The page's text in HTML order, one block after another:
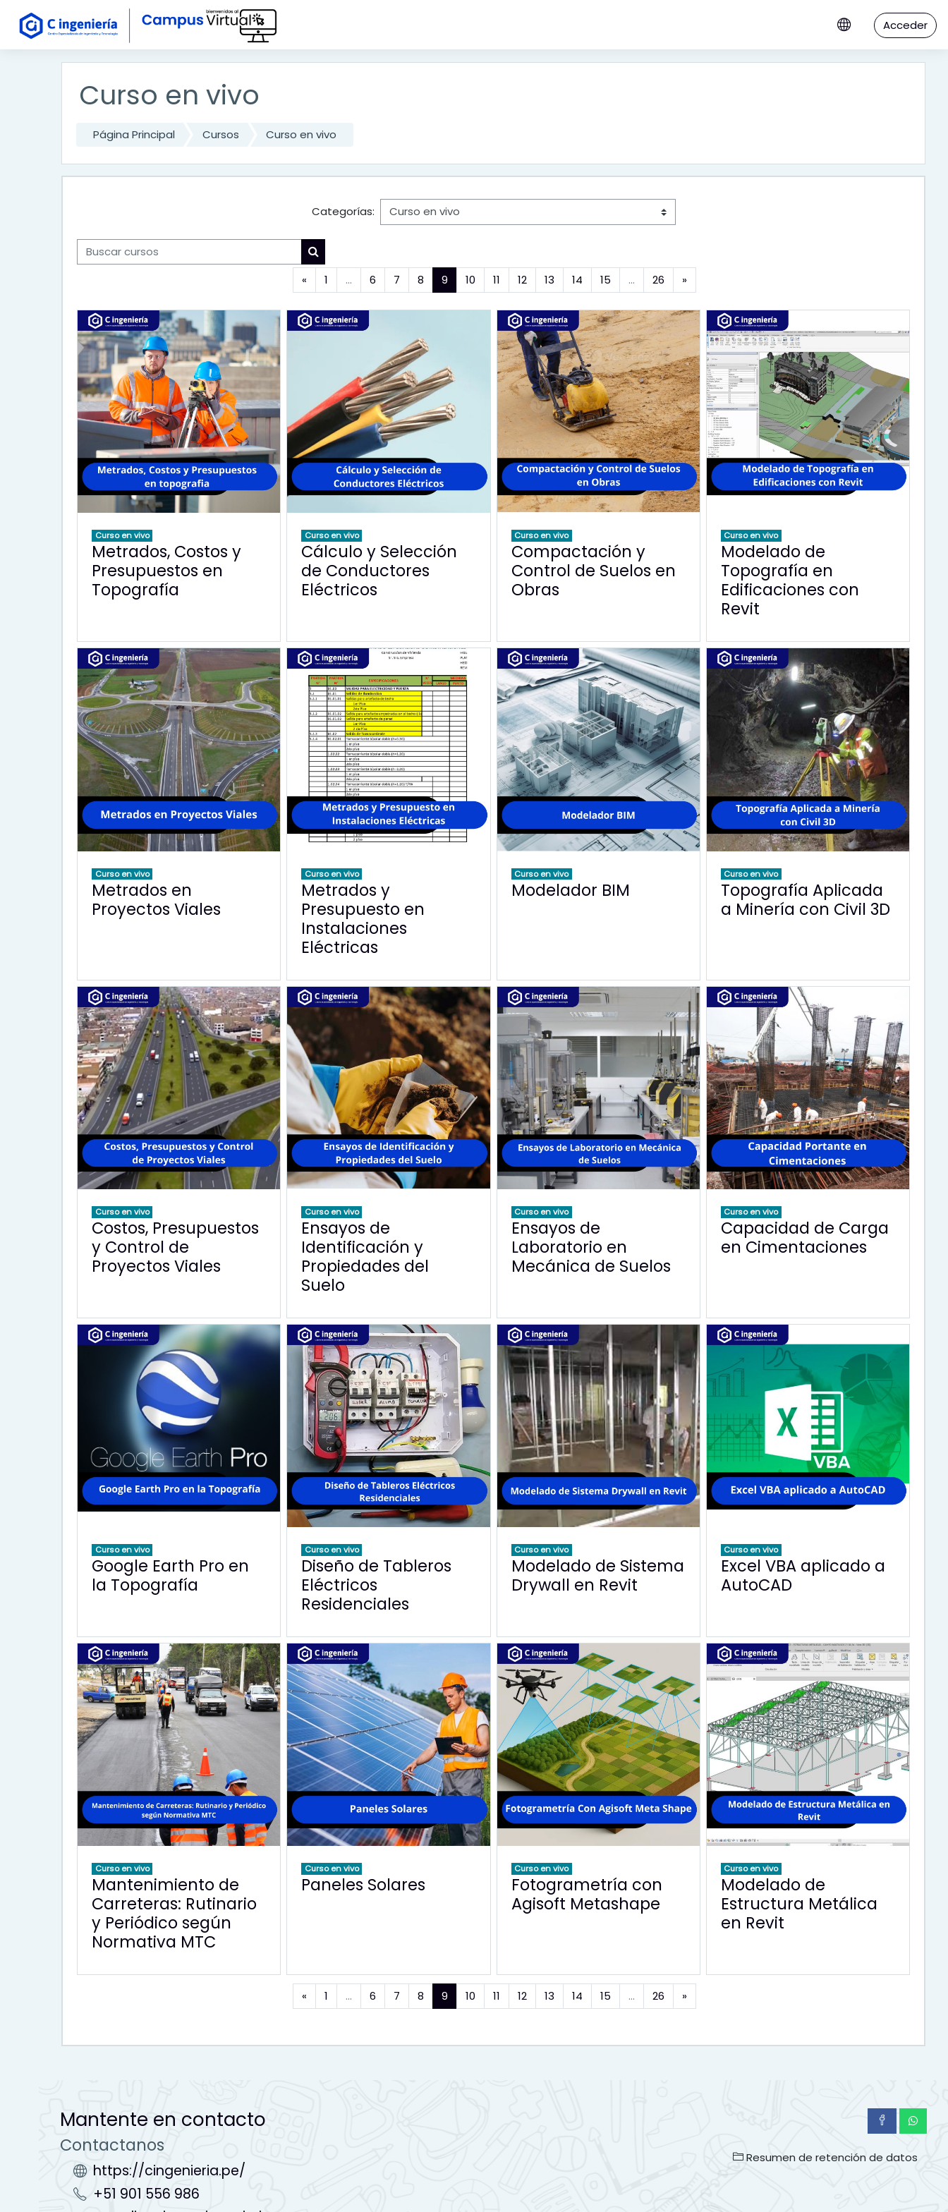
Acceder
Salta al contenido principal
Curso en vivo
Página Principal Cursos Curso en vivo
Categorías:
Buscar cursos
Buscar cursos
« Anterior
1 … 6 7 8 9 (actual)
10 11 12 13 14 15 … 26 »Siguiente
Curso en vivo
Metrados, Costos y
Presupuestos en
Topografía
Curso en vivo
Cálculo y Selección
de Conductores
Eléctricos
Curso en vivo
Compactación y
Control de Suelos en
Obras
Curso en vivo
Modelado de
Topografía en
Edificaciones con
Revit
Curso en vivo
Metrados en
Proyectos Viales
Curso en vivo
Metrados y
Presupuesto en
Instalaciones
Eléctricas
Curso en vivo
Modelador BIM
Curso en vivo
Topografía Aplicada
a Minería con Civil 3D
Curso en vivo
Costos, Presupuestos
y Control de
Proyectos Viales
Curso en vivo
Ensayos de
Identificación y
Propiedades del
Suelo
Curso en vivo
Ensayos de
Laboratorio en
Mecánica de Suelos
Curso en vivo
Capacidad de Carga
en Cimentaciones
Curso en vivo
Google Earth Pro en
la Topografía
Curso en vivo
Diseño de Tableros
Eléctricos
Residenciales
Curso en vivo
Modelado de Sistema
Drywall en Revit
Curso en vivo
Excel VBA aplicado a
AutoCAD
Curso en vivo
Mantenimiento de
Carreteras: Rutinario
y Periódico según
Normativa MTC
Curso en vivo
Paneles Solares
Curso en vivo
Fotogrametría con
Agisoft Metashape
Curso en vivo
Modelado de
Estructura Metálica
en Revit
« Anterior
1 … 6 7 8 9 (actual)
10 11 12 13 14 15 … 26 »Siguiente
Mantente en contacto
Contactanos
https://cingenieria.pe/
+51 901 556 986
Resumen de retención de datos